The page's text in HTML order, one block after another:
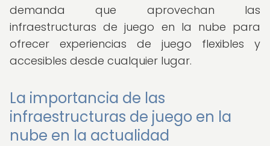
demanda que aprovechan las
infraestructuras de juego en la nube para
ofrecer experiencias de juego flexibles y
accesibles desde cualquier lugar.
La importancia de las
infraestructuras de juego en la
nube en la actualidad